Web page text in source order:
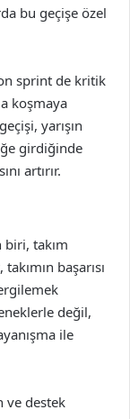
bu geçişe özel
sprint de kritik
koşmaya
yarışın
girdiğinde
artırır.
biri, takım
başarısı
değil,
ile
ve destek